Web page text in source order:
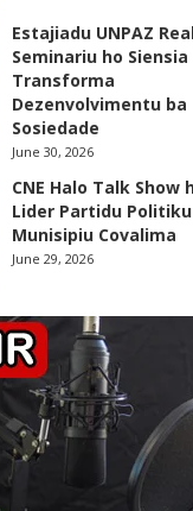
Estajiadu UNPAZ
Seminariu ho Siensia
Transforma
Dezenvolvimentu ba
Sosiedade
June 30, 2026
CNE Halo Talk Show
Lider Partidu Politiku
Munisipiu Covalima
June 29, 2026